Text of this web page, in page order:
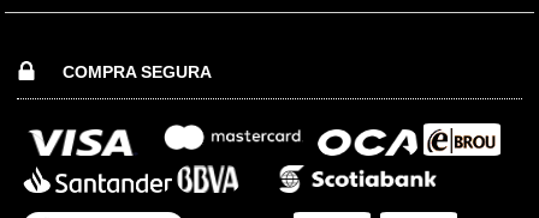
COMPRA SEGURA